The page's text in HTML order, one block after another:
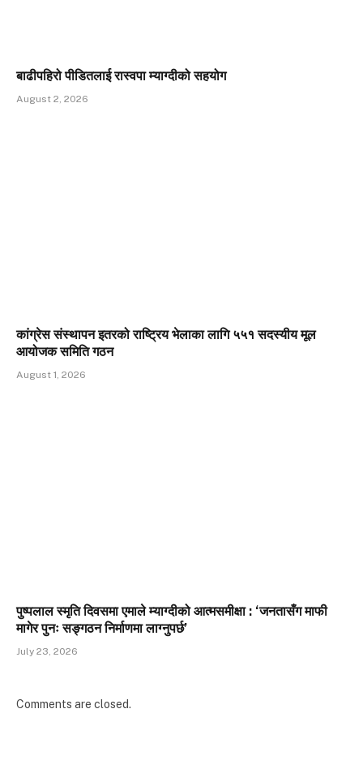
बाढीपहिरो पीडितलाई रास्वपा म्याग्दीको सहयोग
August 2, 2026
कांग्रेस संस्थापन इतरको राष्ट्रिय भेलाका लागि ५५१ सदस्यीय मूल
आयोजक समिति गठन
August 1, 2026
पुष्पलाल स्मृति दिवसमा एमाले म्याग्दीको आत्मसमीक्षा : ‘जनतासँग माफी
मागेर पुनः सङ्गठन निर्माणमा लाग्नुपर्छ’
July 23, 2026
Comments are closed.